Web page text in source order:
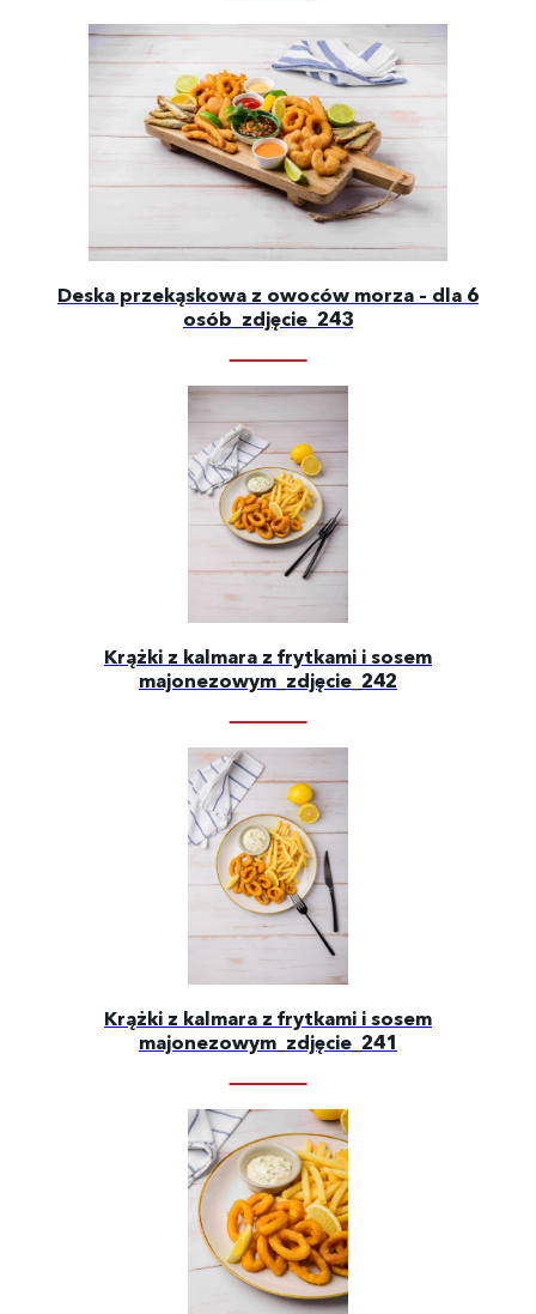
Deska przekąskowa z owoców morza – dla 6
osób_zdjęcie_243
Krążki z kalmara z frytkami i sosem
majonezowym_zdjęcie_242
Krążki z kalmara z frytkami i sosem
majonezowym_zdjęcie_241